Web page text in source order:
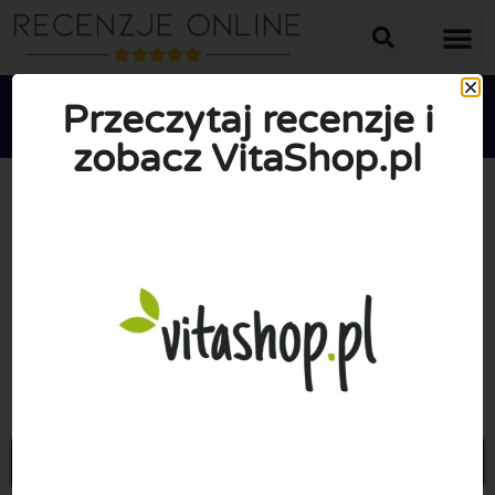

ŚREDNIA OCENA: 8/10
Przeczytaj recenzje i
zobacz VitaShop.pl